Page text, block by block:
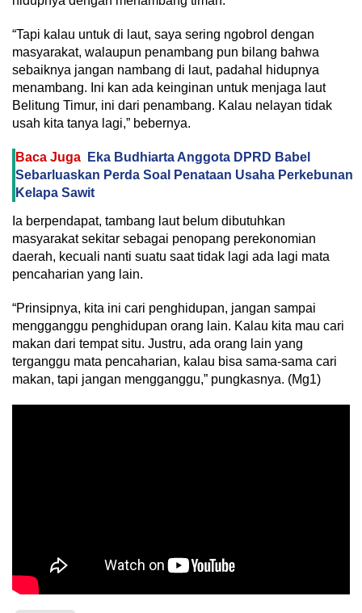
“Tapi kalau untuk di laut, saya sering ngobrol dengan
masyarakat, walaupun penambang pun bilang bahwa
sebaiknya jangan nambang di laut, padahal hidupnya
menambang. Ini kan ada keinginan untuk menjaga laut
Belitung Timur, ini dari penambang. Kalau nelayan tidak
usah kita tanya lagi,” bebernya.
Baca Juga
Eka Budhiarta Anggota DPRD Babel
Sebarluaskan Perda Soal Penataan Usaha Perkebunan
Kelapa Sawit
Ia berpendapat, tambang laut belum dibutuhkan
masyarakat sekitar sebagai penopang perekonomian
daerah, kecuali nanti suatu saat tidak lagi ada lagi mata
pencaharian yang lain.
“Prinsipnya, kita ini cari penghidupan, jangan sampai
mengganggu penghidupan orang lain. Kalau kita mau cari
makan dari tempat situ. Justru, ada orang lain yang
terganggu mata pencaharian, kalau bisa sama-sama cari
makan, tapi jangan mengganggu,” pungkasnya. (Mg1)